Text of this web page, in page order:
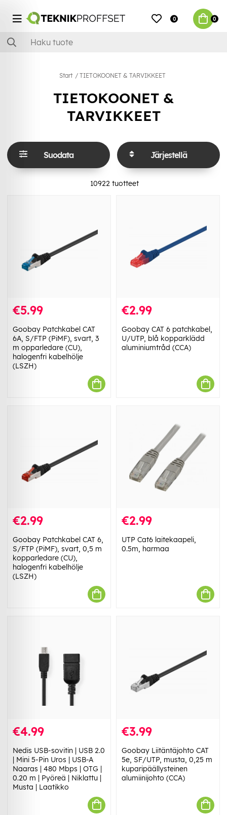
0 0
Start TIETOKOONET & TARVIKKEET
TIETOKOONET &
TARVIKKEET
Suodata Järjestellä
10922 tuotteet
€5.99
Goobay Patchkabel CAT
6A, S/FTP (PiMF), svart, 3
m opparledare (CU),
halogenfri kabelhölje
(LSZH)
€2.99
Goobay CAT 6 patchkabel,
U/UTP, blå kopparklädd
aluminiumtråd (CCA)
€2.99
Goobay Patchkabel CAT 6,
S/FTP (PiMF), svart, 0,5 m
kopparledare (CU),
halogenfri kabelhölje
(LSZH)
€2.99
UTP Cat6 laitekaapeli,
0.5m, harmaa
€4.99
Nedis USB-sovitin | USB 2.0
| Mini 5-Pin Uros | USB-A
Naaras | 480 Mbps | OTG |
0.20 m | Pyöreä | Niklattu |
Musta | Laatikko
€3.99
Goobay Liitäntäjohto CAT
5e, SF/UTP, musta, 0,25 m
kuparipäällysteinen
alumiinijohto (CCA)